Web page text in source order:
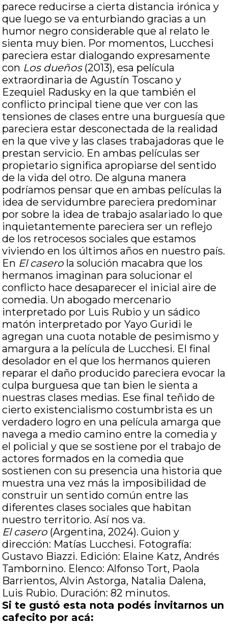
parece reducirse a cierta distancia irónica y
que luego se va enturbiando gracias a un
humor negro considerable que al relato le
sienta muy bien. Por momentos, Lucchesi
pareciera estar dialogando expresamente
con Los dueños (2013), esa película
extraordinaria de Agustín Toscano y
Ezequiel Radusky en la que también el
conflicto principal tiene que ver con las
tensiones de clases entre una burguesía que
pareciera estar desconectada de la realidad
en la que vive y las clases trabajadoras que le
prestan servicio. En ambas películas ser
propietario significa apropiarse del sentido
de la vida del otro. De alguna manera
podríamos pensar que en ambas películas la
idea de servidumbre pareciera predominar
por sobre la idea de trabajo asalariado lo que
inquietantemente pareciera ser un reflejo
de los retrocesos sociales que estamos
viviendo en los últimos años en nuestro país.
En El caserola solución macabra que los
hermanos imaginan para solucionar el
conflicto hace desaparecer el inicial aire de
comedia. Un abogado mercenario
interpretado por Luis Rubio y un sádico
matón interpretado por Yayo Guridi le
agregan una cuota notable de pesimismo y
amargura a la película de Lucchesi. El final
desolador en el que los hermanos quieren
reparar el daño producido pareciera evocar la
culpa burguesa que tan bien le sienta a
nuestras clases medias. Ese final teñido de
cierto existencialismo costumbrista es un
verdadero logro en una película amarga que
navega a medio camino entre la comedia y
el policial y que se sostiene por el trabajo de
actores formados en la comedia que
sostienen con su presencia una historia que
muestra una vez más la imposibilidad de
construir un sentido común entre las
diferentes clases sociales que habitan
nuestro territorio. Así nos va.
El casero(Argentina, 2024). Guion y
dirección: Matías Lucchesi. Fotografía:
Gustavo Biazzi. Edición: Elaine Katz, Andrés
Tambornino. Elenco: Alfonso Tort, Paola
Barrientos, Alvin Astorga, Natalia Dalena,
Luis Rubio. Duración: 82 minutos.
Si te gustó esta nota podés invitarnos un
cafecito por acá: